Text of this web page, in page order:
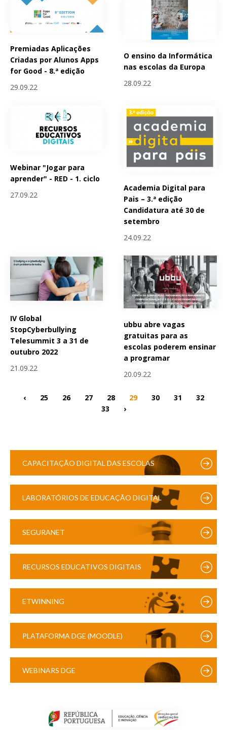
Premiadas Aplicações
Criadas por Alunos Apps
for Good - 8.ª edição
29.09.22
O ensino da Informática
nas escolas da Europa
28.09.22
Webinar "Jogar para
aprender" - RED - 1. ciclo
27.09.22
Academia Digital para
Pais – 3.ª edição
Candidatura até 30 de
setembro
24.09.22
IV Global
StopCyberbullying
Telesummit 3 a 31 de
outubro 2022
21.09.22
ubbu abre vagas
gratuitas para as
escolas poderem ensinar
a programar
20.09.22
‹ 25 26 27 28 29 30 31
32
33
›
CAPACITAÇÃO DIGITAL DAS ESCOLAS
LABORATÓRIOS DE EDUCAÇÃO DIGITAL
SEGURANET
RECURSOS EDUCATIVOS DIGITAIS
ETWINNING
PLATAFORMA DGE (MOODLE)
WEBINARS DGE